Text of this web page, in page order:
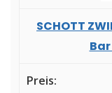
SCHOTT